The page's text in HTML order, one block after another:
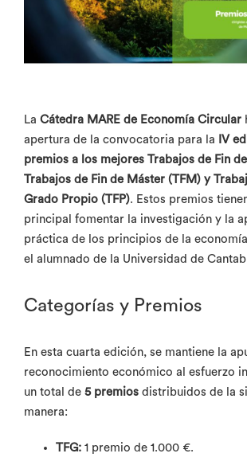
La Cátedra MARE de Economía Circular
apertura de la convocatoria para la IV
premios a los mejores Trabajos de Fin
Trabajos de Fin de Máster (TFM) y
Grado Propio (TFP). Estos premios
principal fomentar la investigación y la
práctica de los principios de la
el alumnado de la Universidad de
Categorías y Premios
En esta cuarta edición, se mantiene la
reconocimiento económico al esfuerzo
un total de 5 premiosdistribuidos de la
manera:
TFG:1 premio de 1.000 €.